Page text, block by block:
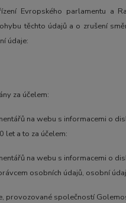
Evropského parlamentu a
těchto údajů a o zrušení
údaje:
za účelem:
na webu s informacemi o
let a to za účelem:
na webu s informacemi o
osobních údajů, osobní
provozované společností